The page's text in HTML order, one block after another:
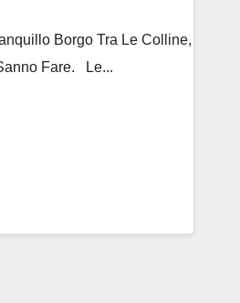
Borgo Tra Le Colline,
Fare. Le...